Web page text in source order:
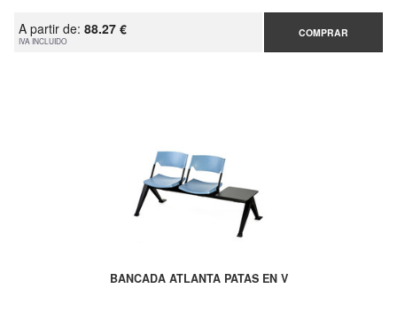
A partir de: 88.27 €
IVA INCLUIDO
COMPRAR
BANCADA ATLANTA PATAS EN V